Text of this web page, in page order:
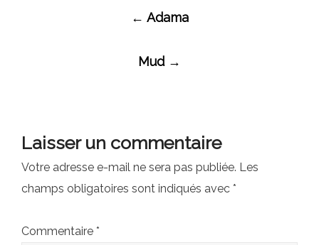
← Adama
Mud →
Laisser un commentaire
Votre adresse e-mail ne sera pas publiée. Les
champs obligatoires sont indiqués avec *
Commentaire *